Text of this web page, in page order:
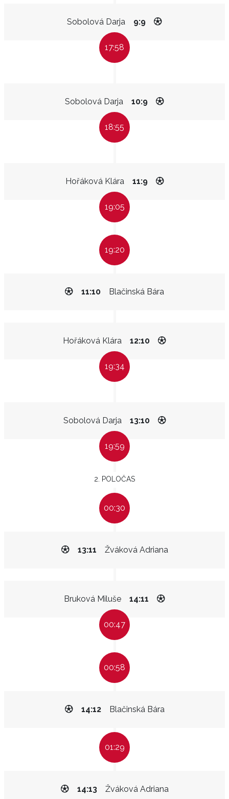
Sobolová Darja 9:9
17:58
Sobolová Darja 10:9
18:55
Hořáková Klára 11:9
19:05
19:20
Blačinská Bára
11:10
Hořáková Klára 12:10
19:34
Sobolová Darja 13:10
19:59
2. POLOČAS
00:30
Žváková Adriana
13:11
Bruková Miluše 14:11
00:47
00:58
Blačinská Bára
14:12
01:29
Žváková Adriana
14:13